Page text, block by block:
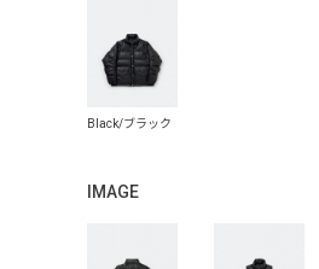
IMAGE